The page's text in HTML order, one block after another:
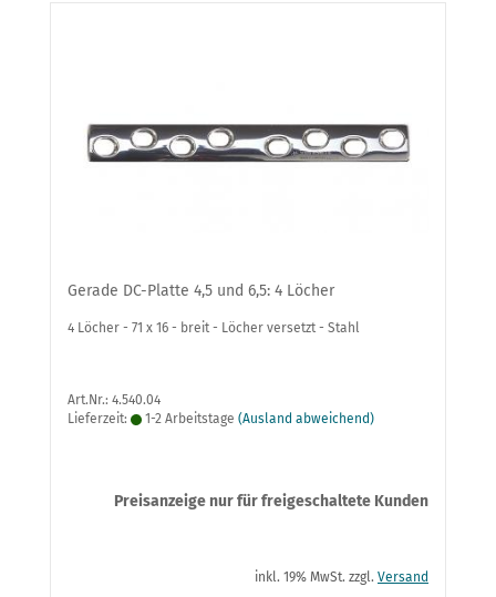
Gerade DC-Platte 4,5 und 6,5: 4 Löcher
4 Löcher - 71 x 16 - breit - Löcher versetzt - Stahl
Art.Nr.: 4.540.04
Lieferzeit:
1-2 Arbeitstage (Ausland abweichend)
Preisanzeige nur für freigeschaltete Kunden
inkl. 19% MwSt. zzgl. Versand